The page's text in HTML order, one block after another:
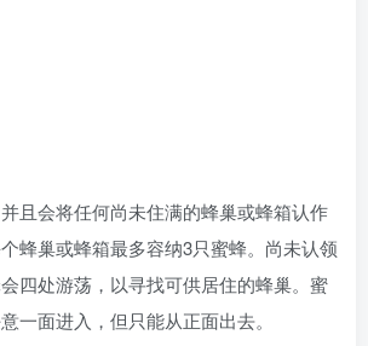
且会将任何尚未住满的蜂巢或蜂箱认作
蜂巢或蜂箱最多容纳3只蜜蜂。尚未认领
四处游荡，以寻找可供居住的蜂巢。蜜
一面进入，但只能从正面出去。